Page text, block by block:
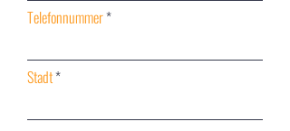
Telefonnummer
Stadt